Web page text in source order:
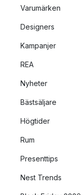
Varumärken
Designers
Kampanjer
REA
Nyheter
Bästsäljare
Högtider
Rum
Presenttips
Nest Trends